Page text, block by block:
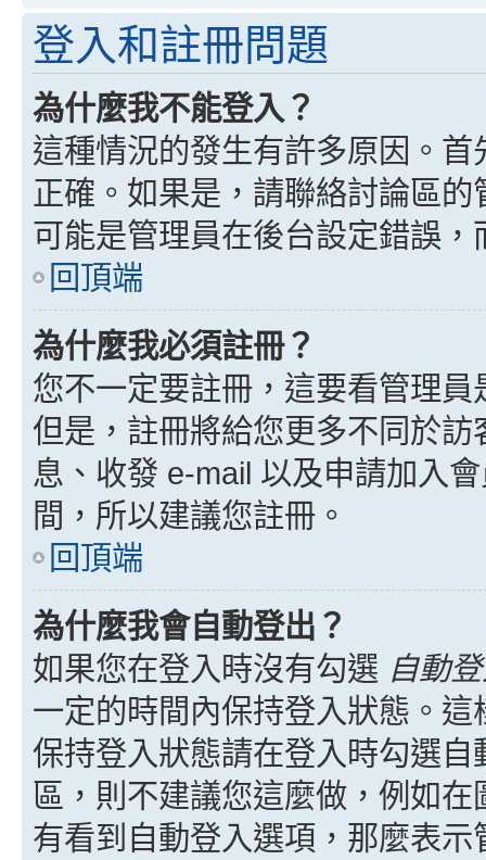
登入和註冊問題
為什麼我不能登入？
這種情況的發生有許多原因。
正確。如果是，請聯絡討論區
可能是管理員在後台設定錯誤
回頂端
為什麼我必須註冊？
您不一定要註冊，這要看管理
但是，註冊將給您更多不同於
息、收發 e-mail 以及申請加入
間，所以建議您註冊。
回頂端
為什麼我會自動登出？
如果您在登入時沒有勾選 自動
一定的時間內保持登入狀態。
保持登入狀態請在登入時勾選
區，則不建議您這麼做，例如
有看到自動登入選項，那麼表